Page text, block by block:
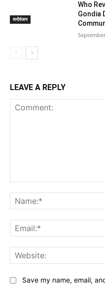
मनोरंजन
Who
Gondia
LEAVE A REPLY
Save my name, email,